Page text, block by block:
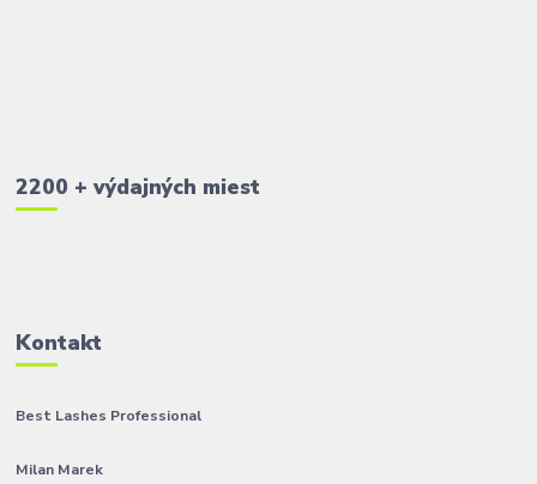
2200 + výdajných miest
Kontakt
Best Lashes Professional
Milan Marek